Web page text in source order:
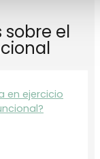
el
en ejercicio